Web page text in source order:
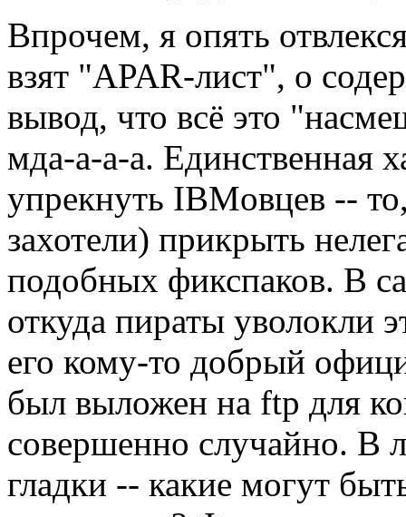
Впрочем, я опять
взят "APAR-лист", о
вывод, что всё это
мда-а-а-а. Единственная
упрекнуть IBMовцев --
захотели) прикрыть
подобных фикспаков. В
откуда пираты уволокли
его кому-то добрый
был выложен на ftp для
совершенно случайно. В
гладки -- какие могут